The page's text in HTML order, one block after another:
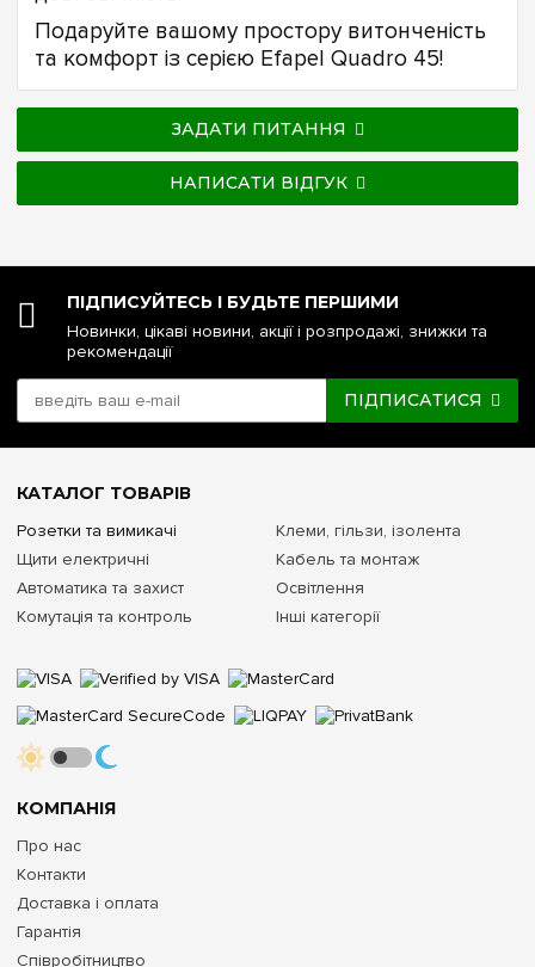
Подаруйте вашому простору витонченість
та комфорт із серією Efapel Quadro 45!
ЗАДАТИ ПИТАННЯ
НАПИСАТИ ВІДГУК
ПІДПИСУЙТЕСЬ І БУДЬТЕ ПЕРШИМИ
Новинки, цікаві новини, акції і розпродажі, знижки та
рекомендації
ПІДПИСАТИСЯ
КОМПАНІЯ
Про нас
Контакти
Доставка і оплата
Гарантія
Співробітництво
КАТАЛОГ ТОВАРІВ
Розетки та вимикачі
Щити електричні
Автоматика та захист
Комутація та контроль
Клеми, гільзи, ізолента
Кабель та монтаж
Освітлення
Інші категорії